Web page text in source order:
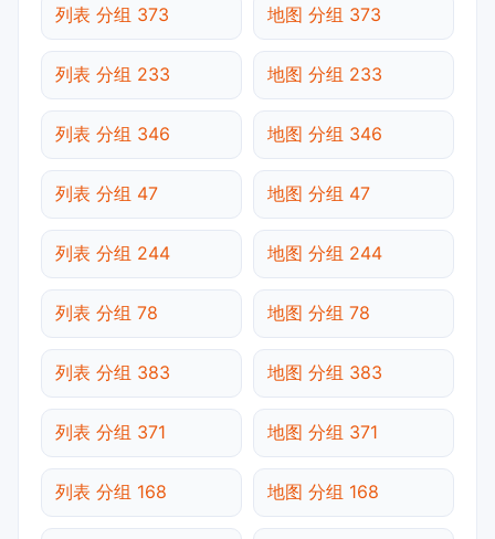
列表 分组 373 地图 分组 373
列表 分组 233 地图 分组 233
列表 分组 346 地图 分组 346
列表 分组 47 地图 分组 47
列表 分组 244 地图 分组 244
列表 分组 78 地图 分组 78
列表 分组 383 地图 分组 383
列表 分组 371 地图 分组 371
列表 分组 168 地图 分组 168